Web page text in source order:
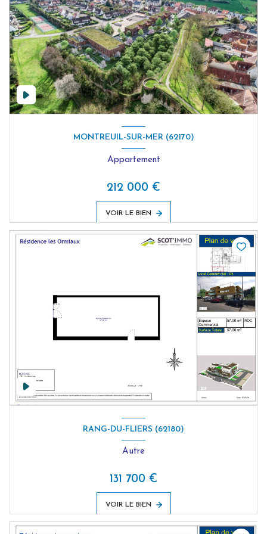
MONTREUIL-SUR-MER (62170)
Appartement
212 000 €
VOIR LE BIEN
RANG-DU-FLIERS (62180)
Autre
131 700 €
VOIR LE BIEN